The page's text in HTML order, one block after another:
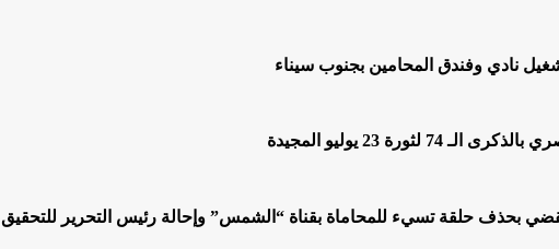
نادي وفندق المحامين بجنوب سيناء
23 يوليو المجيدة
بحذف حلقة تسيء للمحاماة بقناة “الشمس” وإحالة رئيس التحرير للتحقيق